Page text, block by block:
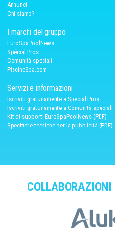
Annunci
Chi siamo?
I marchi del gruppo
EuroSpaPoolNews
Spécial Pros
Comunità speciali
PiscineSpa.com
Servizi e informazioni
Iscriviti gratuitamente a Special Pros
Iscriviti gratuitamente a Comunità speciali
Kit di supporti EuroSpaPoolNews (PDF)
Specifiche tecniche per la pubblicità (PDF)
COLLABORAZIONI